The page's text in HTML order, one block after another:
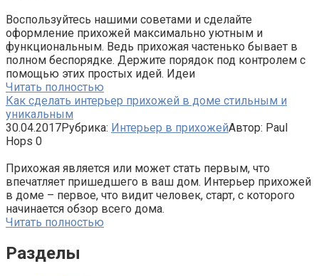
Воспользуйтесь нашими советами и сделайте
оформление прихожей максимально уютным и
функциональным. Ведь прихожая частенько бывает в
полном беспорядке. Держите порядок под контролем с
помощью этих простых идей. Идеи
Читать полностью
Как сделать интерьер прихожей в доме стильным и
уникальным
30.04.2017Рубрика: Интерьер в прихожейАвтор: Paul
Hops 0
Прихожая является или может стать первым, что
впечатляет пришедшего в ваш дом. Интерьер прихожей
в доме – первое, что видит человек, старт, с которого
начинается обзор всего дома.
Читать полностью
Разделы